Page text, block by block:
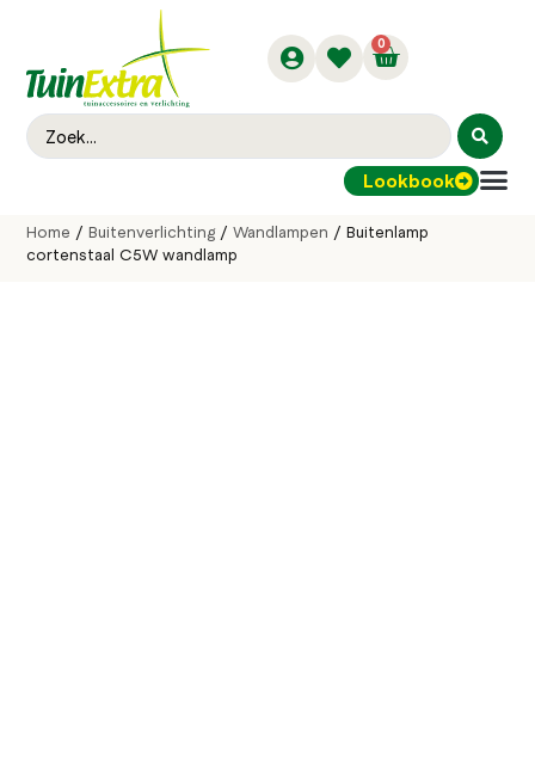
0
Lookbook
Home /Buitenverlichting/Wandlampen / Buitenlamp
cortenstaal C5W wandlamp